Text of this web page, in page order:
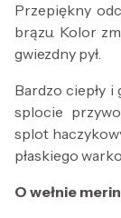
Przepiękny
brązu. Kolor
gwiezdny pył.
Bardzo ciepły
splocie
splot
płaskiego
O wełnie